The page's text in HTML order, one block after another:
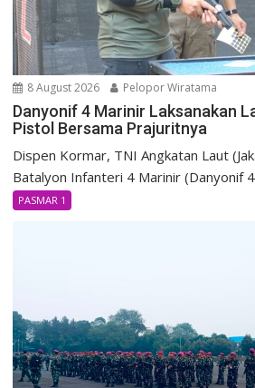
8 August 2026 Pelopor Wiratama
Danyonif 4 Marinir Laksanakan
Pistol Bersama Prajuritnya
Dispen Kormar, TNI Angkatan Laut
Batalyon Infanteri 4 Marinir (Danyonif
PASMAR 1